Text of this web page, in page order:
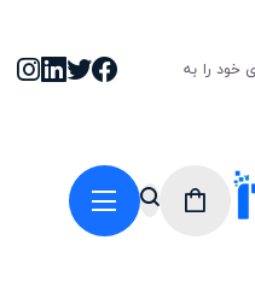
خود را به